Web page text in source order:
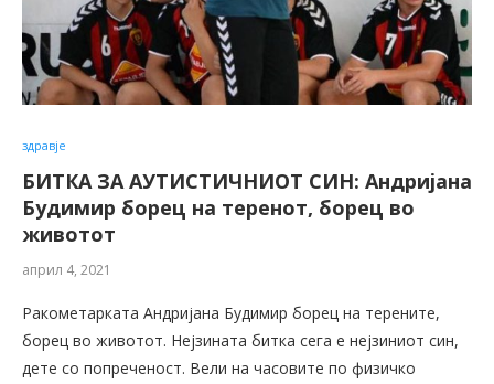
здравје
БИТКА ЗА АУТИСТИЧНИОТ СИН: Андријана
Будимир борец на теренот, борец во
животот
април 4, 2021
Ракометарката Андријана Будимир борец на терените,
борец во животот. Нејзината битка сега е нејзиниот син,
дете со попреченост. Вели на часовите по физичко